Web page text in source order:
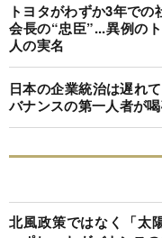
トヨタがわずか3年で
会長の“忠臣”...異例の
人の実名
日本の企業統治は遅れ
バナンスの第一人者が
北風政策ではなく「太